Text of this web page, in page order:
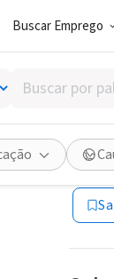
Buscar Emprego
Buscar
por
palavra-
chave,
habilidades
ou
interesses
La